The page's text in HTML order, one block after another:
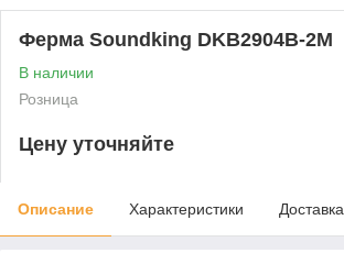
Ферма Soundking DKB2904B-2M
В наличии
Розница
Цену уточняйте
Описание Характеристики Доставка